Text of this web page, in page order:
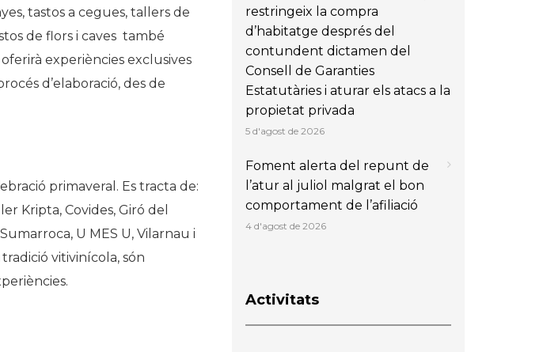
tastos a cegues, tallers de
de flors i caves també
experiències exclusives
d’elaboració, des de
primaveral. Es tracta de:
Kripta, Covides, Giró del
U MES U, Vilarnau i
vitivinícola, són
restringeix la compra
d’habitatge després del
contundent dictamen del
Consell de Garanties
Estatutàries i aturar els atacs a la
propietat privada
5 d'agost de 2026
Foment alerta del repunt de
l’atur al juliol malgrat el bon
comportament de l’afiliació
4 d'agost de 2026
Activitats